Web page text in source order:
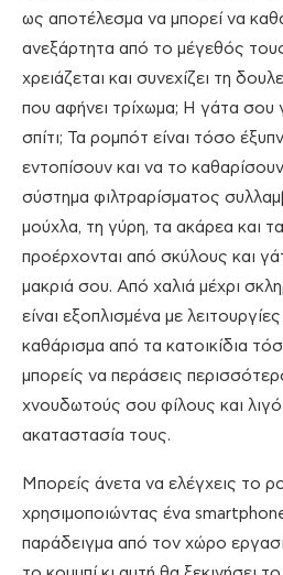
ως αποτέλεσμα να μπορεί να
ανεξάρτητα από το μέγεθός
χρειάζεται και συνεχίζει τη
που αφήνει τρίχωμα; Η γάτα σου
σπίτι; Τα ρομπότ είναι τόσο
εντοπίσουν και να το
σύστημα φιλτραρίσματος
μούχλα, τη γύρη, τα ακάρεα και
προέρχονται από σκύλους και
μακριά σου. Από χαλιά μέχρι
είναι εξοπλισμένα με
καθάρισμα από τα κατοικίδια
μπορείς να περάσεις
χνουδωτούς σου φίλους και
ακαταστασία τους.
Μπορείς άνετα να ελέγχεις το
χρησιμοποιώντας ένα
παράδειγμα από τον χώρο